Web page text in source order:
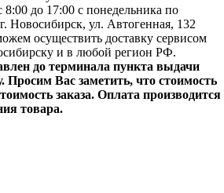
8:00 до 17:00 с понедельника по
Новосибирск, ул. Автогенная, 132
осуществить доставку сервисом
и в любой регион РФ.
до терминала пункта выдачи
Просим Вас заметить, что стоимость
заказа. Оплата производится
товара.